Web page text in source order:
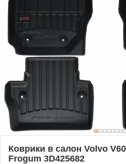
Коврики в салон Volvo
Frogum 3D425682